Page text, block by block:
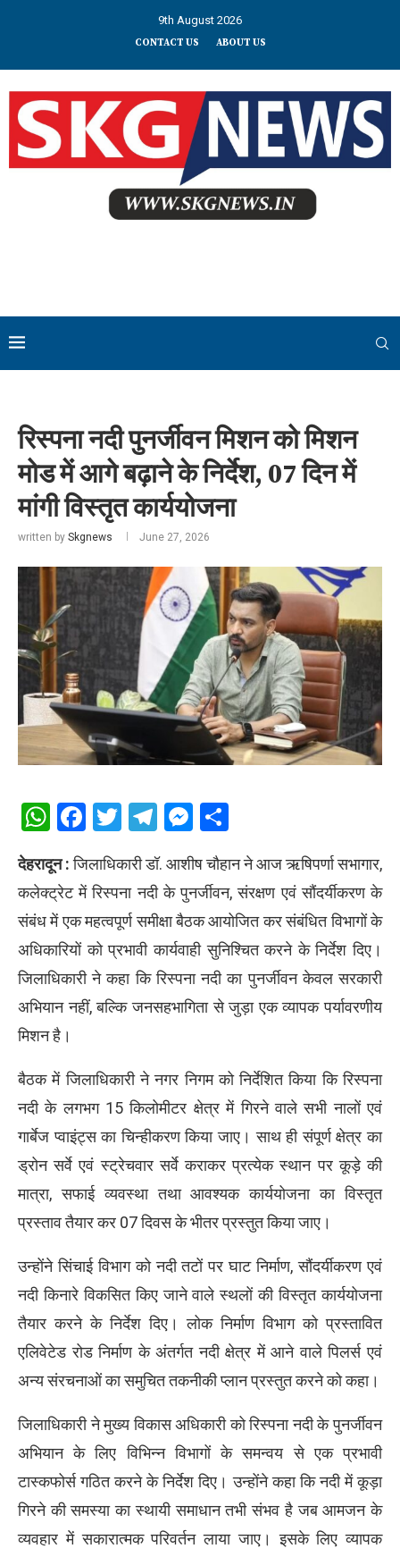
9th August 2026
CONTACT US ABOUT US
रिस्पना नदी पुनर्जीवन मिशन को मिशन
मोड में आगे बढ़ाने के निर्देश, 07 दिन में
मांगी विस्तृत कार्ययोजना
written by Skgnews June 27, 2026
WhatsApp
Facebook
Twitter
Telegram
Messenger
देहरादून :जिलाधिकारी डॉ. आशीष चौहान ने आज ऋषिपर्णा सभागार,
कलेक्ट्रेट में रिस्पना नदी के पुनर्जीवन, संरक्षण एवं सौंदर्यीकरण के
संबंध में एक महत्वपूर्ण समीक्षा बैठक आयोजित कर संबंधित विभागों के
अधिकारियों को प्रभावी कार्यवाही सुनिश्चित करने के निर्देश दिए।
जिलाधिकारी ने कहा कि रिस्पना नदी का पुनर्जीवन केवल सरकारी
अभियान नहीं, बल्कि जनसहभागिता से जुड़ा एक व्यापक पर्यावरणीय
मिशन है।
बैठक में जिलाधिकारी ने नगर निगम को निर्देशित किया कि रिस्पना
नदी के लगभग 15 किलोमीटर क्षेत्र में गिरने वाले सभी नालों एवं
गार्बेज प्वाइंट्स का चिन्हीकरण किया जाए। साथ ही संपूर्ण क्षेत्र का
ड्रोन सर्वे एवं स्ट्रेचवार सर्वे कराकर प्रत्येक स्थान पर कूड़े की
मात्रा, सफाई व्यवस्था तथा आवश्यक कार्ययोजना का विस्तृत
प्रस्ताव तैयार कर 07 दिवस के भीतर प्रस्तुत किया जाए।
उन्होंने सिंचाई विभाग को नदी तटों पर घाट निर्माण, सौंदर्यीकरण एवं
नदी किनारे विकसित किए जाने वाले स्थलों की विस्तृत कार्ययोजना
तैयार करने के निर्देश दिए। लोक निर्माण विभाग को प्रस्तावित
एलिवेटेड रोड निर्माण के अंतर्गत नदी क्षेत्र में आने वाले पिलर्स एवं
अन्य संरचनाओं का समुचित तकनीकी प्लान प्रस्तुत करने को कहा।
जिलाधिकारी ने मुख्य विकास अधिकारी को रिस्पना नदी के पुनर्जीवन
अभियान के लिए विभिन्न विभागों के समन्वय से एक प्रभावी
टास्कफोर्स गठित करने के निर्देश दिए। उन्होंने कहा कि नदी में कूड़ा
गिरने की समस्या का स्थायी समाधान तभी संभव है जब आमजन के
व्यवहार में सकारात्मक परिवर्तन लाया जाए। इसके लिए व्यापक